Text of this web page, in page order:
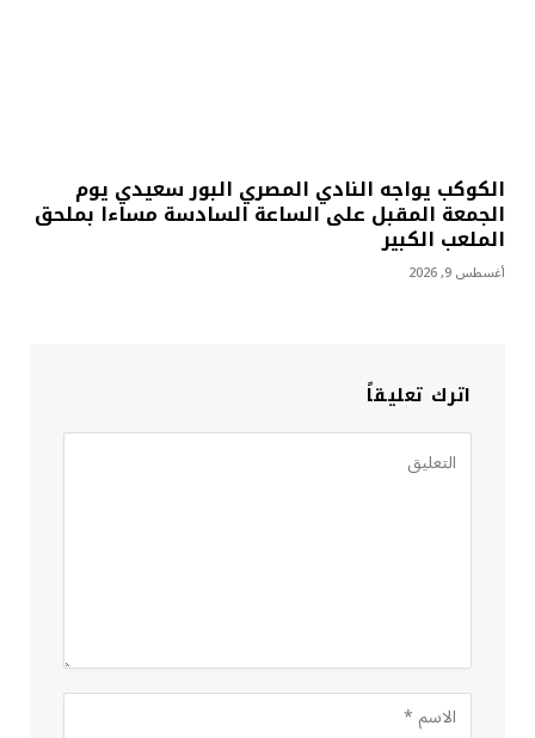
الكوكب يواجه النادي المصري البور سعيدي يوم
الجمعة المقبل على الساعة السادسة مساءا بملحق
الملعب الكبير
أغسطس 9, 2026
اترك تعليقاً